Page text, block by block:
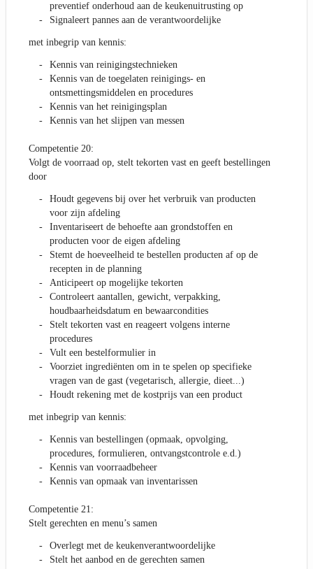
preventief onderhoud aan de keukenuitrusting op
Signaleert pannes aan de verantwoordelijke
met inbegrip van kennis:
Kennis van reinigingstechnieken
Kennis van de toegelaten reinigings- en
ontsmettingsmiddelen en procedures
Kennis van het reinigingsplan
Kennis van het slijpen van messen
Competentie 20:
Volgt de voorraad op, stelt tekorten vast en geeft bestellingen
door
Houdt gegevens bij over het verbruik van producten
voor zijn afdeling
Inventariseert de behoefte aan grondstoffen en
producten voor de eigen afdeling
Stemt de hoeveelheid te bestellen producten af op de
recepten in de planning
Anticipeert op mogelijke tekorten
Controleert aantallen, gewicht, verpakking,
houdbaarheidsdatum en bewaarcondities
Stelt tekorten vast en reageert volgens interne
procedures
Vult een bestelformulier in
Voorziet ingrediënten om in te spelen op specifieke
vragen van de gast (vegetarisch, allergie, dieet...)
Houdt rekening met de kostprijs van een product
met inbegrip van kennis:
Kennis van bestellingen (opmaak, opvolging,
procedures, formulieren, ontvangstcontrole e.d.)
Kennis van voorraadbeheer
Kennis van opmaak van inventarissen
Competentie 21:
Stelt gerechten en menu’s samen
Overlegt met de keukenverantwoordelijke
Stelt het aanbod en de gerechten samen